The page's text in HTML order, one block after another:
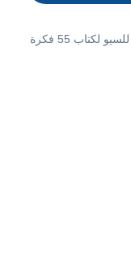
© techtaswik.store – صفحة هبوط محسنة للسيو لكتاب 55 فكرة